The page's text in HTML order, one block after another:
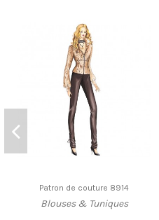
Patron de couture 8914
Blouses & Tuniques